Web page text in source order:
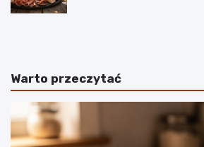
B
y
–
o
d
S
t
y
d
e
Warto przeczytać